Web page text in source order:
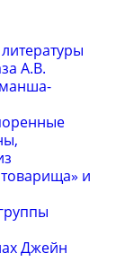
А.В.
и
Джейн